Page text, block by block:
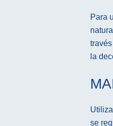
Para
la
se